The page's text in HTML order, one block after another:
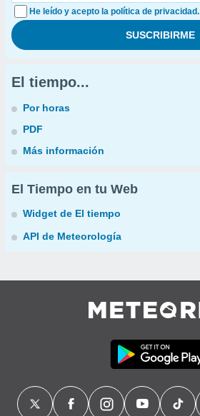
He leído y acepto la política de privacidad.
El tiempo...
Por horas
PDF
Más información
El Tiempo en tu Web
Widget de El tiempo
API de Meteorología